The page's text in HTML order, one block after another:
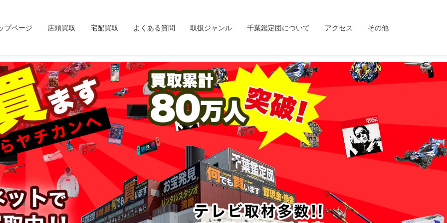
プページ 店頭買取 宅配買取 よくある質問 取扱ジャンル 千葉鑑定団について アクセス その他